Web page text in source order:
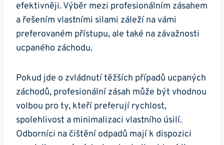
efektivněji. Výběr mezi profesionálním zásahem
a řešením vlastními‍ silami záleží na ‍vámi
preferovaném přístupu, ale​ také ‍na závažnosti
ucpaného záchodu.
Pokud jde o zvládnutí těžších případů ucpaných
záchodů, profesionální zásah⁢ může být vhodnou
volbou pro⁢ ty, kteří preferují rychlost,
spolehlivost a minimalizaci ‍vlastního úsilí.
Odborníci na čištění odpadů mají k ‍dispozici